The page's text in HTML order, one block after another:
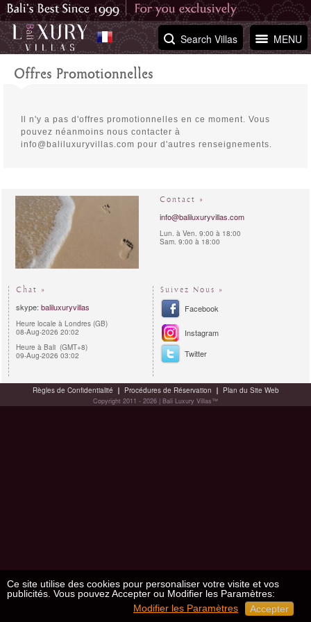
MENU
Search Villas
Offres Promotionnelles
Il n'y a pas d'offres promotionnelles en ce moment. Vous
pouvez néanmoins nous contacter à
info@baliluxuryvillas.com pour d'autres renseignements.
Contact »
info@baliluxuryvillas.com
Lun. à Ven. 9:00 à 18:00
Sam. 9:00 à 18:00
Chat »
skype: baliluxuryvillas
Heure locale à Londres (GB)
08-Aug-2026 20:02
Heure à Bali (GMT+8)
09-Aug-2026 03:02
Suivez Nous »
Facebook
Instagram
Twitter
Règles de Confidentialité Procédures de Réservation Plan du Site Web
Copyright 2011 - 2026 | Bali Luxury Villas™
Ce site utilise des cookies pour personaliser votre visite et vos
publicités. Vous pouvez Accepter ou Modifier les Paramètres:
Modifier les Paramètres
Accepter